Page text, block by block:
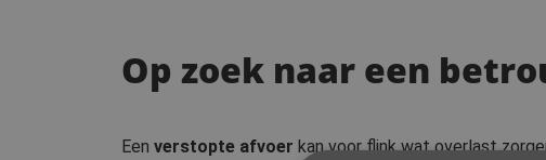
Op zoek naar een
Een verstopte afvoer kan voor flink wat overlast